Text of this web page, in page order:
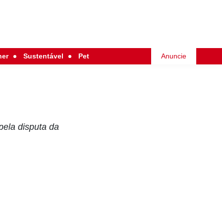
Sustentável Pet Anuncie
disputa da